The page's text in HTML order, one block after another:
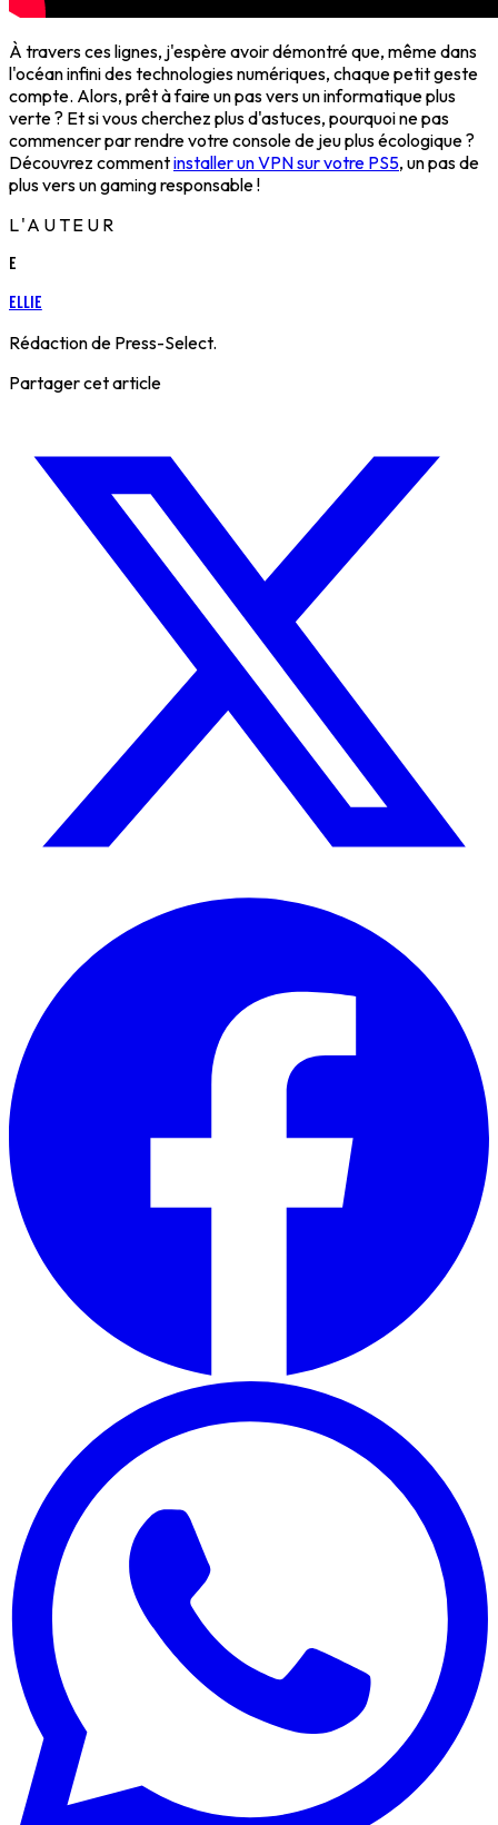
À travers ces lignes, j'espère avoir démontré que, même dans
l'océan infini des technologies numériques, chaque petit geste
compte. Alors, prêt à faire un pas vers un informatique plus
verte ? Et si vous cherchez plus d'astuces, pourquoi ne pas
commencer par rendre votre console de jeu plus écologique ?
Découvrez commentinstaller un VPN sur votre PS5, un pas de
plus vers un gaming responsable !
L'AUTEUR
E
Ellie
Rédaction de Press-Select.
Partager cet article